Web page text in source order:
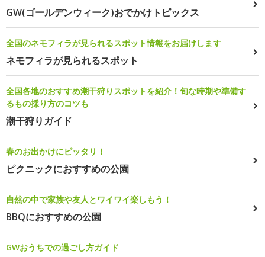
GW(ゴールデンウィーク)おでかけトピックス
全国のネモフィラが見られるスポット情報をお届けします
ネモフィラが見られるスポット
全国各地のおすすめ潮干狩りスポットを紹介！旬な時期や準備す
るもの採り方のコツも
潮干狩りガイド
春のお出かけにピッタリ！
ピクニックにおすすめの公園
自然の中で家族や友人とワイワイ楽しもう！
BBQにおすすめの公園
GWおうちでの過ごし方ガイド